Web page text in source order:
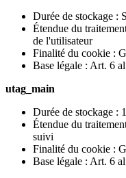
Durée de stockage :
Étendue du
de l'utilisateur
Finalité du cookie :
Base légale : Art. 6
utag_main
Durée de stockage :
Étendue du
suivi
Finalité du cookie :
Base légale : Art. 6